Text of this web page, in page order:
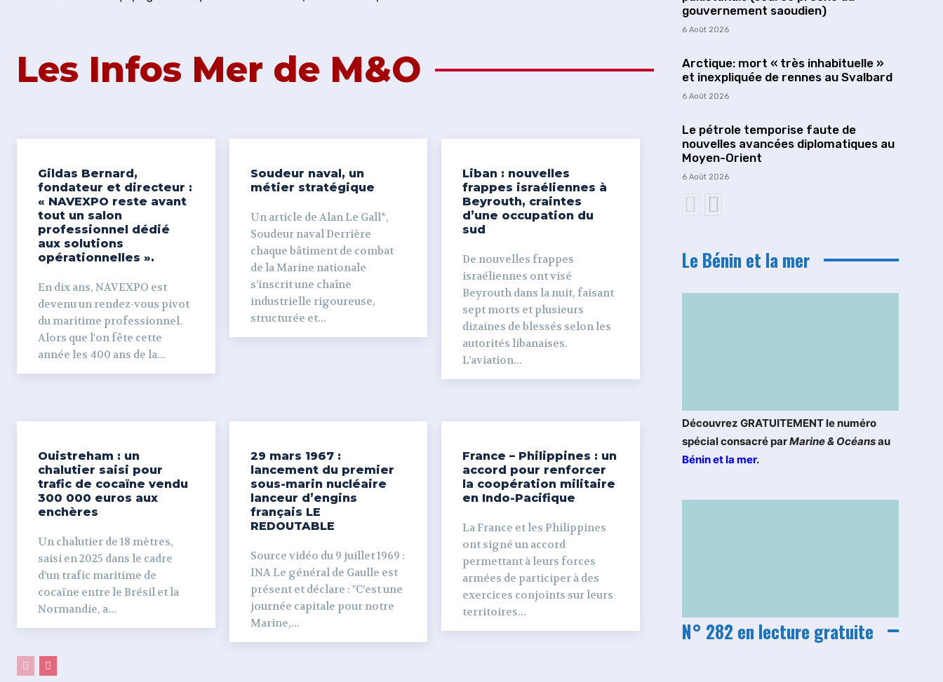
Les Infos Mer de M&O
Gildas Bernard,
fondateur et directeur :
« NAVEXPO reste avant
tout un salon
professionnel dédié
aux solutions
opérationnelles ».
En dix ans, NAVEXPO est
devenu un rendez-vous pivot
du maritime professionnel.
Alors que l'on fête cette
année les 400 ans de la...
Soudeur naval, un
métier stratégique
Un article de Alan Le Gall*,
Soudeur naval Derrière
chaque bâtiment de combat
de la Marine nationale
s’inscrit une chaîne
industrielle rigoureuse,
structurée et...
Liban : nouvelles
frappes israéliennes à
Beyrouth, craintes
d’une occupation du
sud
De nouvelles frappes
israéliennes ont visé
Beyrouth dans la nuit, faisant
sept morts et plusieurs
dizaines de blessés selon les
autorités libanaises.
L’aviation...
Ouistreham : un
chalutier saisi pour
trafic de cocaïne vendu
300 000 euros aux
enchères
Un chalutier de 18 mètres,
saisi en 2025 dans le cadre
d’un trafic maritime de
cocaïne entre le Brésil et la
Normandie, a...
29 mars 1967 :
lancement du premier
sous-marin nucléaire
lanceur d’engins
français LE
REDOUTABLE
Source vidéo du 9 juillet 1969 :
INA Le général de Gaulle est
présent et déclare : "C’est une
journée capitale pour notre
Marine,...
France – Philippines : un
accord pour renforcer
la coopération militaire
en Indo-Pacifique
La France et les Philippines
ont signé un accord
permettant à leurs forces
armées de participer à des
exercices conjoints sur leurs
territoires...
gouvernement saoudien)
6 Août 2026
Arctique: mort « très inhabituelle »
et inexpliquée de rennes au Svalbard
6 Août 2026
Le pétrole temporise faute de
nouvelles avancées diplomatiques au
Moyen-Orient
6 Août 2026
Le Bénin et la mer
Découvrez GRATUITEMENT le numéro
spécial consacré parMarine & Océansau
Bénin et la mer.
N° 282 en lecture gratuite